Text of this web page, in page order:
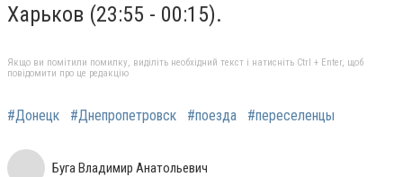
Харьков (23:55 - 00:15).
Якщо ви помітили помилку, виділіть необхідний текст і натисніть Ctrl + Enter, щоб
повідомити про це редакцію
#Донецк #Днепропетровск #поезда #переселенцы
Буга Владимир Анатольевич